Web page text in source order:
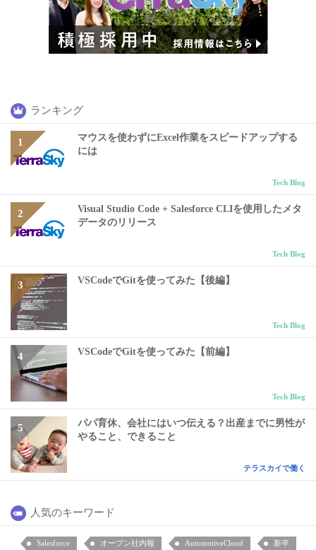
ランキング
マウスを使わずにExcel作業をスピードアップする
には
Tech Blog
Visual Studio Code + Salesforce CLIを使用したメタ
データのリリース
Tech Blog
VSCodeでGitを使ってみた【後編】
Tech Blog
VSCodeでGitを使ってみた【前編】
Tech Blog
パパ育休、会社にはいつ伝える？出産までに男性が
やること、できること
テラスカイで働く
人気のキーワード
Salesforce オープン社内報 AutomotiveCloud 新卒